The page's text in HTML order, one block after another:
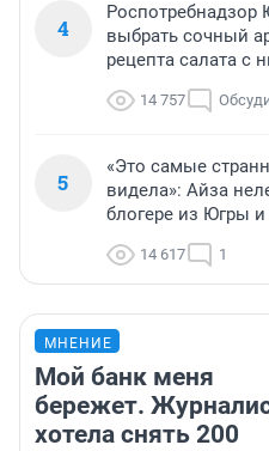
4
Роспотребнадзор
выбрать сочный
рецепта салата с
14 757
5
«Это самые
видела»: Айза
блогере из Югры
14 617 1
МНЕНИЕ
Мой банк меня
бережет.
хотела снять 200